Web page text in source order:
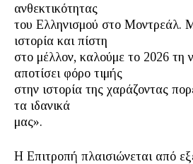
ανθεκτικότητας
του Ελληνισμού στο Μοντρεάλ.
ιστορία και πίστη
στο μέλλον, καλούμε το 2026 τη
αποτίσει φόρο τιμής
στην ιστορία της χαράζοντας
τα ιδανικά
μας».
Η Επιτροπή πλαισιώνεται από